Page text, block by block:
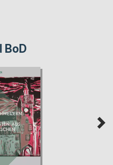
BoD